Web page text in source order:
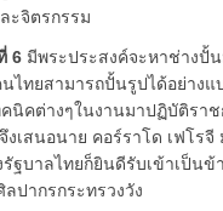
ะจิตรกรรม
6 มีพระประสงค์จะหาช่างปั้
นไทยสามารถปั้นรูปได้อย่าง
นิคต่างๆในงานมาปฏิบัติรา
งเสนอนาย คอร์ราโด เฟโรจี
บาลไทยก็ยินดีรับเข้าเป็นข้
ปากรกระทรวงวัง